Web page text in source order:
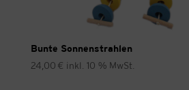
Bunte Sonnenstrahlen
24,00 € inkl. 10 % MwSt.